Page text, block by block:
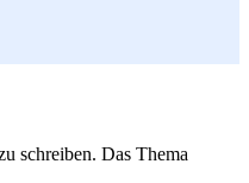
schreiben. Das Thema